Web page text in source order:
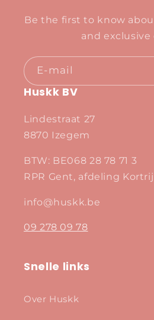
Be the first to know
and exclusive
E‑mail
Huskk BV
Lindestraat 27
8870 Izegem
BTW: BE068 28 78 71 3
RPR Gent, afdeling
info@huskk.be
09 278 09 78
Snelle links
Over Huskk